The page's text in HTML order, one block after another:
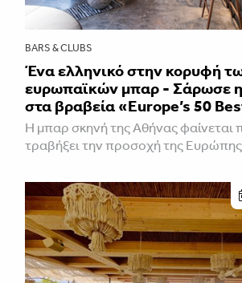
BARS & CLUBS
Ένα ελληνικό στην κορυφή
ευρωπαϊκών μπαρ - Σάρωσε
στα βραβεία «Europe’s 50
Η μπαρ σκηνή της Αθήνας φαίνεται
τραβήξει την προσοχή της Ευρώπης